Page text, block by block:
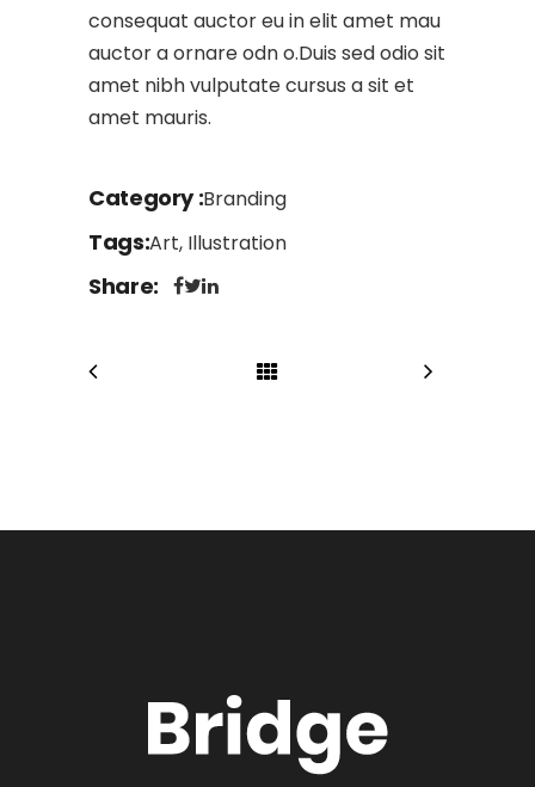
consequat auctor eu in elit amet mau
auctor a ornare odn o.Duis sed odio sit
amet nibh vulputate cursus a sit et
amet mauris.
Category Branding
Tags Art, Illustration
Share